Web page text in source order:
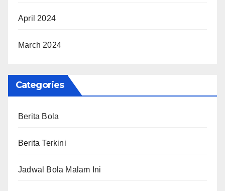
April 2024
March 2024
Categories
Berita Bola
Berita Terkini
Jadwal Bola Malam Ini